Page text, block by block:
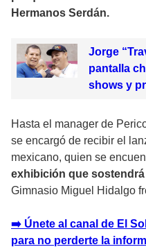
Hermanos Serdán.
Jorge
pantalla
shows y
Hasta el manager de
se encargó de recibir el
mexicano, quien se
exhibición que
Gimnasio Miguel Hidalgo
➡️ Únete al canal de El
para no perderte la